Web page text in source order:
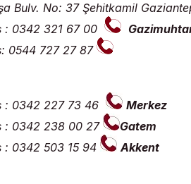
Bulv. No: 37 Şehitkamil
: 0342 321 67 00
0544 727 27 87
: 0342 227 73 46
Merkez
: 0342 238 00 27
Gatem
: 0342 503 15 94
Akkent